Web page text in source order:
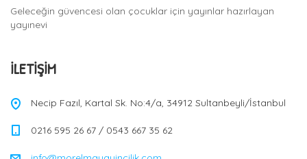
Geleceğin güvencesi olan çocuklar için yayınlar hazırlayan
yayınevi
İLETIŞIM
Necip Fazıl, Kartal Sk. No:4/a, 34912 Sultanbeyli/İstanbul
0216 595 26 67 / 0543 667 35 62